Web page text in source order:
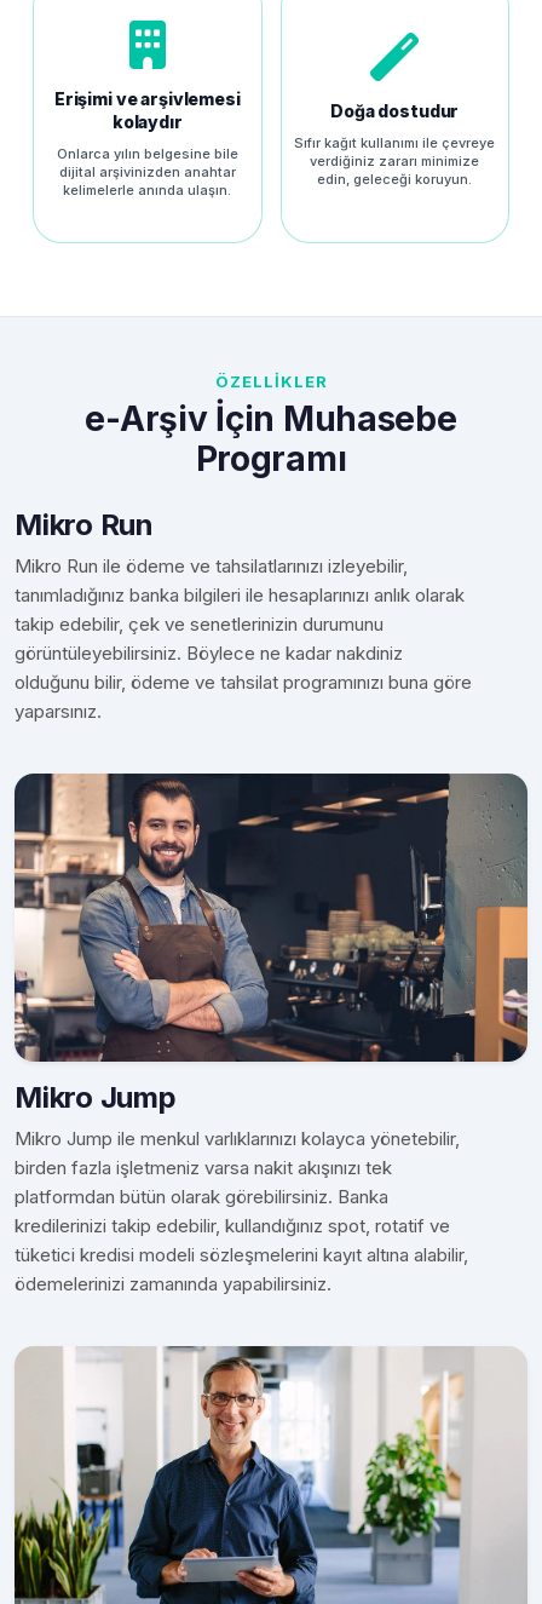
Erişimi ve arşivlemesi
kolaydır
Onlarca yılın belgesine bile
dijital arşivinizden anahtar
kelimelerle anında ulaşın.
Doğa dostudur
Sıfır kağıt kullanımı ile çevreye
verdiğiniz zararı minimize
edin, geleceği koruyun.
ÖZELLİKLER
e-Arşiv İçin Muhasebe
Programı
Mikro Run
Mikro Run ile ödeme ve tahsilatlarınızı izleyebilir,
tanımladığınız banka bilgileri ile hesaplarınızı anlık olarak
takip edebilir, çek ve senetlerinizin durumunu
görüntüleyebilirsiniz. Böylece ne kadar nakdiniz
olduğunu bilir, ödeme ve tahsilat programınızı buna göre
yaparsınız.
Mikro Jump
Mikro Jump ile menkul varlıklarınızı kolayca yönetebilir,
birden fazla işletmeniz varsa nakit akışınızı tek
platformdan bütün olarak görebilirsiniz. Banka
kredilerinizi takip edebilir, kullandığınız spot, rotatif ve
tüketici kredisi modeli sözleşmelerini kayıt altına alabilir,
ödemelerinizi zamanında yapabilirsiniz.